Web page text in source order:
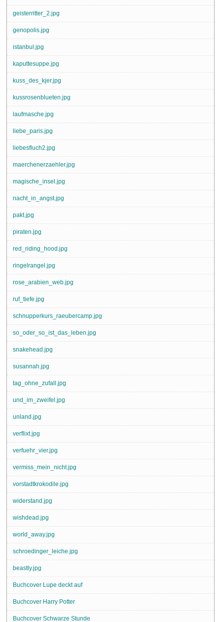
geisterritter_2.jpg
genopolis.jpg
istanbul.jpg
kaputtesuppe.jpg
kuss_des_kjer.jpg
kussrosenblueten.jpg
laufmasche.jpg
liebe_paris.jpg
liebesfluch2.jpg
maerchenerzaehler.jpg
magische_insel.jpg
nacht_in_angst.jpg
pakt.jpg
piraten.jpg
red_riding_hood.jpg
ringelrangel.jpg
rose_arabien_web.jpg
ruf_tiefe.jpg
schnupperkurs_raeubercamp.jpg
so_oder_so_ist_das_leben.jpg
snakehead.jpg
susannah.jpg
tag_ohne_zufall.jpg
und_im_zweifel.jpg
unland.jpg
verflixt.jpg
verfuehr_vier.jpg
vermiss_mein_nicht.jpg
vorstadtkrokodile.jpg
widerstand.jpg
wishdead.jpg
world_away.jpg
schroedinger_leiche.jpg
beastly.jpg
Buchcover Lupe deckt auf
Buchcover Harry Potter
Buchcover Schwarze Stunde